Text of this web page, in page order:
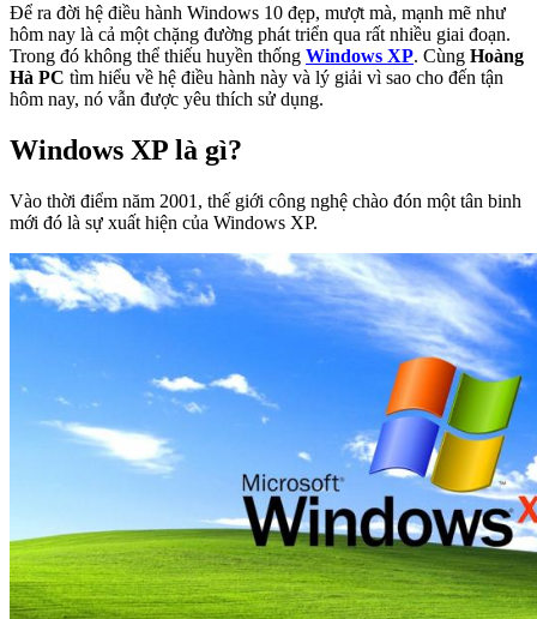
Để ra đời hệ điều hành Windows 10 đẹp, mượt mà, mạnh mẽ như
hôm nay là cả một chặng đường phát triển qua rất nhiều giai đoạn.
Trong đó không thể thiếu huyền thống Windows XP. Cùng Hoàng
Hà PC tìm hiểu về hệ điều hành này và lý giải vì sao cho đến tận
hôm nay, nó vẫn được yêu thích sử dụng.
Windows XP là gì?
Vào thời điểm năm 2001, thế giới công nghệ chào đón một tân binh
mới đó là sự xuất hiện của Windows XP.